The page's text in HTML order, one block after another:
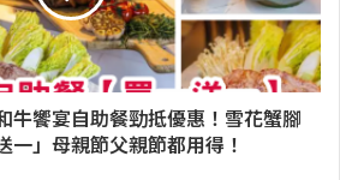
牛饗宴自助餐勁抵優惠！雪花蟹腳
一」母親節父親節都用得！